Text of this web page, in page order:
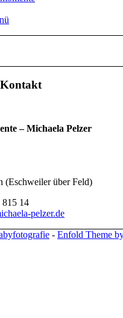
Kontakt
–Michaela Pelzer
(Eschweiler über Feld)
815 14
pelzer.de
- Enfold Theme